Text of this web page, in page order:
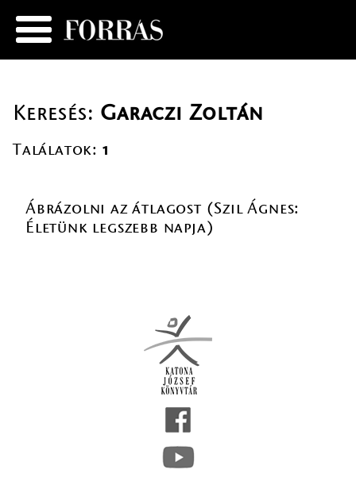
Keresés: Garaczi Zoltán
Találatok: 1
Ábrázolni az átlagost (Szil Ágnes:
Életünk legszebb napja)